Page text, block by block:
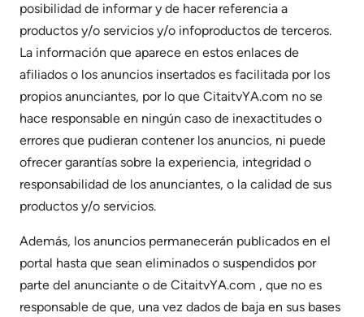
posibilidad de informar y de hacer referencia a
productos y/o servicios y/o infoproductos de terceros.
La información que aparece en estos enlaces de
afiliados o los anuncios insertados es facilitada por los
propios anunciantes, por lo que CitaitvYA.com no se
hace responsable en ningún caso de inexactitudes o
errores que pudieran contener los anuncios, ni puede
ofrecer garantías sobre la experiencia, integridad o
responsabilidad de los anunciantes, o la calidad de sus
productos y/o servicios.
Además, los anuncios permanecerán publicados en el
portal hasta que sean eliminados o suspendidos por
parte del anunciante o de CitaitvYA.com , que no es
responsable de que, una vez dados de baja en sus bases